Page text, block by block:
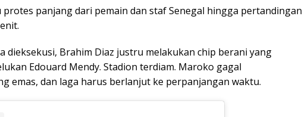
protes panjang dari pemain dan staf Senegal hingga pertandingan
dieksekusi, Brahim Diaz justru melakukan chip berani yang
Edouard Mendy. Stadion terdiam. Maroko gagal
emas, dan laga harus berlanjut ke perpanjangan waktu.